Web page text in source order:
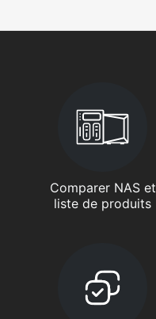
Comparer NAS et
liste de produits